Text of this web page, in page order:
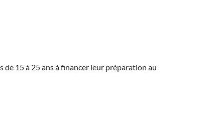
15 à 25 ans à financer leur préparation au